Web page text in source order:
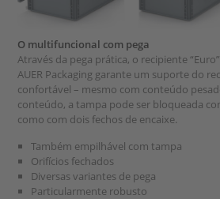
O multifuncional com pega
Através da pega prática, o recipiente
AUER Packaging garante um suporte do
confortável – mesmo com conteúdo
conteúdo, a tampa pode ser bloqueada
como com dois fechos de encaixe.
Também empilhável com tampa
Orifícios fechados
Diversas variantes de pega
Particularmente robusto